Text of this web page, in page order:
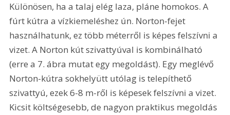
Különösen, ha a talaj elég laza, pláne homokos. A
fúrt kútra a vízkiemeléshez ún. Norton-fejet
használhatunk, ez több méterről is képes felszívni a
vizet. A Norton kút szivattyúval is kombinálható
(erre a 7. ábra mutat egy megoldást). Egy meglévő
Norton-kútra sokhelyütt utólag is telepíthető
szivattyú, ezek 6-8 m-ről is képesek felszívni a vizet.
Kicsit költségesebb, de nagyon praktikus megoldás